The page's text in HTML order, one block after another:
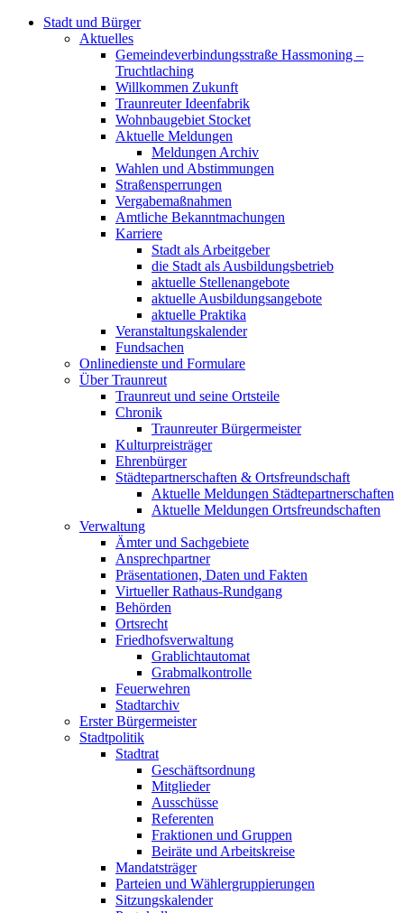
Stadt und Bürger
Aktuelles
Gemeindeverbindungsstraße Hassmoning –
Truchtlaching
Willkommen Zukunft
Traunreuter Ideenfabrik
Wohnbaugebiet Stocket
Aktuelle Meldungen
Meldungen Archiv
Wahlen und Abstimmungen
Straßensperrungen
Vergabemaßnahmen
Amtliche Bekanntmachungen
Karriere
Stadt als Arbeitgeber
die Stadt als Ausbildungsbetrieb
aktuelle Stellenangebote
aktuelle Ausbildungsangebote
aktuelle Praktika
Veranstaltungskalender
Fundsachen
Onlinedienste und Formulare
Über Traunreut
Traunreut und seine Ortsteile
Chronik
Traunreuter Bürgermeister
Kulturpreisträger
Ehrenbürger
Städtepartnerschaften & Ortsfreundschaft
Aktuelle Meldungen Städtepartnerschaften
Aktuelle Meldungen Ortsfreundschaften
Verwaltung
Ämter und Sachgebiete
Ansprechpartner
Präsentationen, Daten und Fakten
Virtueller Rathaus-Rundgang
Behörden
Ortsrecht
Friedhofsverwaltung
Grablichtautomat
Grabmalkontrolle
Feuerwehren
Stadtarchiv
Erster Bürgermeister
Stadtpolitik
Stadtrat
Geschäftsordnung
Mitglieder
Ausschüsse
Referenten
Fraktionen und Gruppen
Beiräte und Arbeitskreise
Mandatsträger
Parteien und Wählergruppierungen
Sitzungskalender